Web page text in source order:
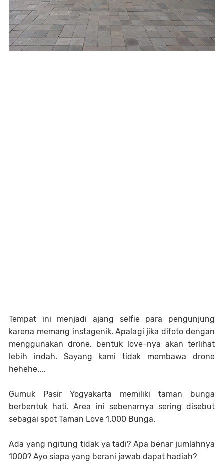
Tempat ini menjadi ajang selfie para pengunjung
karena memang instagenik. Apalagi jika difoto dengan
menggunakan drone, bentuk love-nya akan terlihat
lebih indah. Sayang kami tidak membawa drone
hehehe....
Gumuk Pasir Yogyakarta memiliki taman bunga
berbentuk hati. Area ini sebenarnya sering disebut
sebagai spot Taman Love 1.000 Bunga.
Ada yang ngitung tidak ya tadi? Apa benar jumlahnya
1000? Ayo siapa yang berani jawab dapat hadiah?